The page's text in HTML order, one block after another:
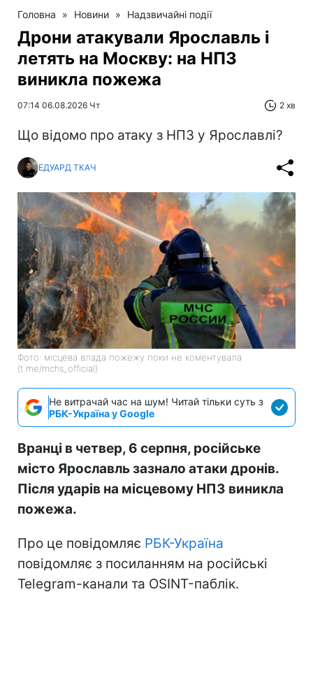
Головна » Новини » Надзвичайні події
Дрони атакували Ярославль і
летять на Москву: на НПЗ
виникла пожежа
07:14 06.08.2026 Чт 2 хв
Що відомо про атаку з НПЗ у Ярославлі?
ЕДУАРД ТКАЧ
Фото: місцева влада пожежу поки не коментувала
(t.me/mchs_official)
Не витрачай час на шум! Читай тільки суть з
РБК-Україна у Google
Вранці в четвер, 6 серпня, російське
місто Ярославль зазнало атаки дронів.
Після ударів на місцевому НПЗ виникла
пожежа.
Про це повідомляє РБК-Україна
повідомляє з посиланням на російські
Telegram-канали та OSINT-паблік.